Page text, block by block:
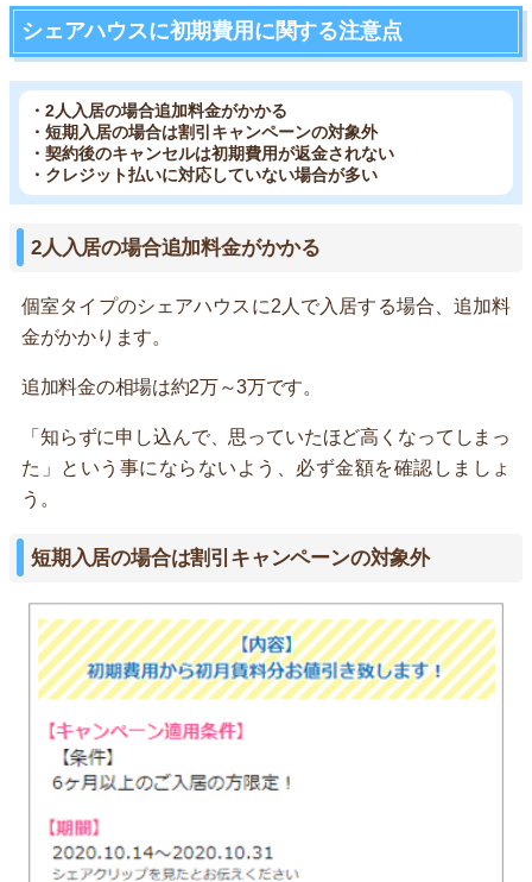
シェアハウスに初期費用に関する注意点
・2人入居の場合追加料金がかかる
・短期入居の場合は割引キャンペーンの対象外
・契約後のキャンセルは初期費用が返金されない
・クレジット払いに対応していない場合が多い
2人入居の場合追加料金がかかる
個室タイプのシェアハウスに2人で入居する場合、追加料
金がかかります。
追加料金の相場は約2万～3万です。
「知らずに申し込んで、思っていたほど高くなってしまっ
た」という事にならないよう、必ず金額を確認しましょ
う。
短期入居の場合は割引キャンペーンの対象外